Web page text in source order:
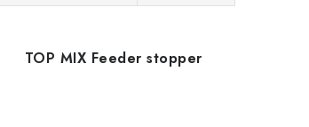
TOP MIX Feeder stopper